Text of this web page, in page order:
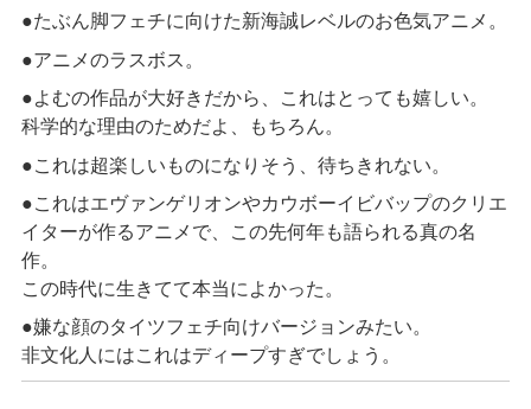
●たぶん脚フェチに向けた新海誠レベルのお色気アニメ。
●アニメのラスボス。
●よむの作品が大好きだから、これはとっても嬉しい。
科学的な理由のためだよ、もちろん。
●これは超楽しいものになりそう、待ちきれない。
●これはエヴァンゲリオンやカウボーイビバップのクリエ
イターが作るアニメで、この先何年も語られる真の名
作。
この時代に生きてて本当によかった。
●嫌な顔のタイツフェチ向けバージョンみたい。
非文化人にはこれはディープすぎでしょう。